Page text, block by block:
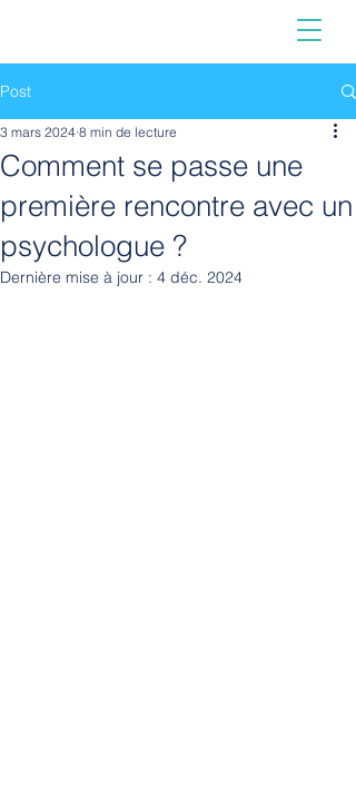
Post
Comment se passe une
première rencontre avec un
psychologue ?
3 mars 2024 8 min de lecture
Dernière mise à jour : 4 déc. 2024